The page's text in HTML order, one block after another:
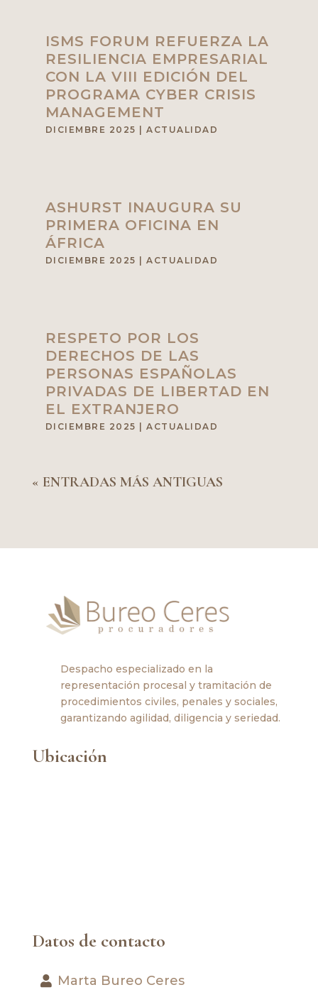
ISMS FORUM REFUERZA LA
RESILIENCIA EMPRESARIAL
CON LA VIII EDICIÓN DEL
PROGRAMA CYBER CRISIS
MANAGEMENT
DICIEMBRE 2025 |ACTUALIDAD
ASHURST INAUGURA SU
PRIMERA OFICINA EN
ÁFRICA
DICIEMBRE 2025 |ACTUALIDAD
RESPETO POR LOS
DERECHOS DE LAS
PERSONAS ESPAÑOLAS
PRIVADAS DE LIBERTAD EN
EL EXTRANJERO
DICIEMBRE 2025 |ACTUALIDAD
« ENTRADAS MÁS ANTIGUAS
Despacho especializado en la
representación procesal y tramitación de
procedimientos civiles, penales y sociales,
garantizando agilidad, diligencia y seriedad.
Ubicación
Datos de contacto
Marta Bureo Ceres